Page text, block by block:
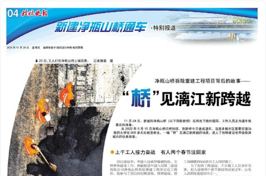
前一版 下一版
2024年11月29日